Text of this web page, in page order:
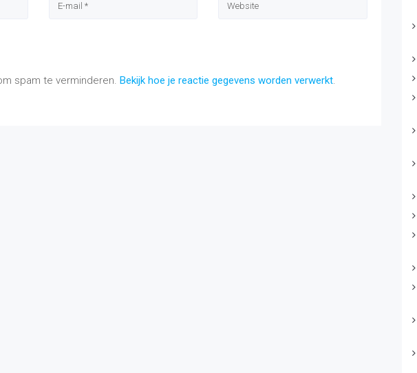
spam te verminderen. Bekijk hoe je reactie gegevens worden verwerkt.